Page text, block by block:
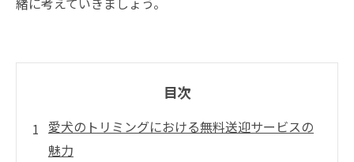
目次
愛犬のトリミングにおける無料送迎サービスの
魅力